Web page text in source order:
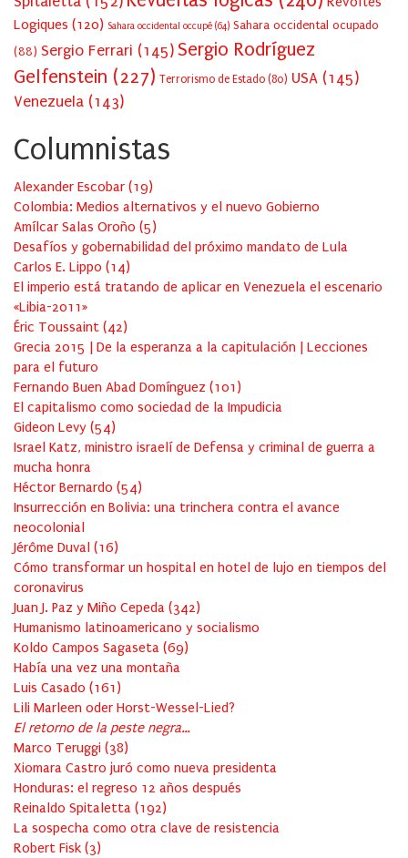
Logiques (120) Sahara occidental occupé (64) Sahara occidental ocupado
(88) Sergio Ferrari (145) Sergio Rodríguez
Gelfenstein (227) Terrorismo de Estado (80) USA (145)
Venezuela (143)
Columnistas
Alexander Escobar (19)
Colombia: Medios alternativos y el nuevo Gobierno
Amílcar Salas Oroño (5)
Desafíos y gobernabilidad del próximo mandato de Lula
Carlos E. Lippo (14)
El imperio está tratando de aplicar en Venezuela el escenario
«Libia-2011»
Éric Toussaint (42)
Grecia 2015 | De la esperanza a la capitulación | Lecciones
para el futuro
Fernando Buen Abad Domínguez (101 )
El capitalismo como sociedad de la Impudicia
Gideon Levy (54)
Israel Katz, ministro israelí de Defensa y criminal de guerra a
mucha honra
Héctor Bernardo (54)
Insurrección en Bolivia: una trinchera contra el avance
neocolonial
Jérôme Duval (16)
Cómo transformar un hospital en hotel de lujo en tiempos del
coronavirus
Juan J. Paz y Miño Cepeda (342)
Humanismo latinoamericano y socialismo
Koldo Campos Sagaseta (69)
Había una vez una montaña
Luis Casado (161 )
Lili Marleen oder Horst-Wessel-Lied?
El retorno de la peste negra…
Marco Teruggi (38)
Xiomara Castro juró como nueva presidenta
Honduras: el regreso 12 años después
Reinaldo Spitaletta (192)
La sospecha como otra clave de resistencia
Robert Fisk (3)